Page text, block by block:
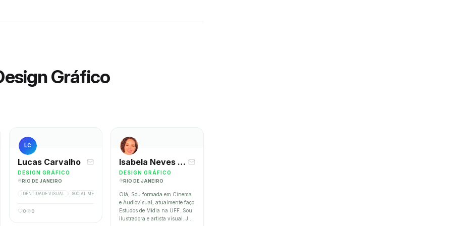
Gráfico
MLABS
LC
Lucas Carvalho
DESIGN GRÁFICO
RIO DE JANEIRO
IDENTIDADE VISUAL SOCIAL MEDIA MATERIAIS IMPRESSOS
0 0
Isabela Neves França
DESIGN GRÁFICO
RIO DE JANEIRO
Olá, Sou formada em Cinema
e Audiovisual, atualmente faço
Estudos de Mídia na UFF. Sou
ilustradora e artista visual. Já